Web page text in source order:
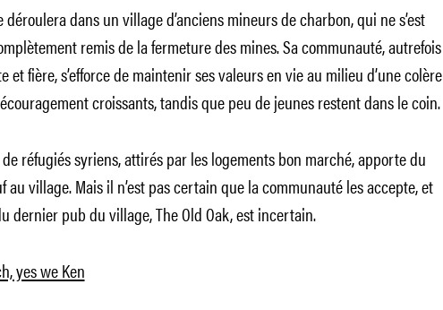
déroulera dans un village d’anciens mineurs de charbon, qui ne s’est
remis de la fermeture des mines. Sa communauté, autrefois
et fière, s’efforce de maintenir ses valeurs en vie au milieu d’une colère
croissants, tandis que peu de jeunes restent dans le coin.
réfugiés syriens, attirés par les logements bon marché, apporte du
au village. Mais il n’est pas certain que la communauté les accepte, et
dernier pub du village, The Old Oak, est incertain.
yes we Ken